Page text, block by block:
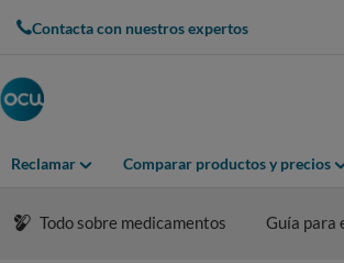
Contacta con nuestros expertos
Reclamar Comparar productos y precios
Todo sobre medicamentos Guía para